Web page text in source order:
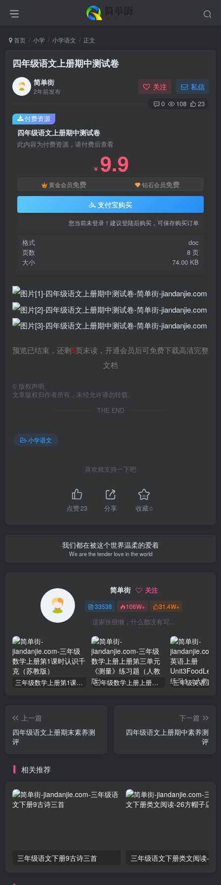
首页 小学 小学语文 正文
四年级语文上册期中测试卷
简单街
2年前发布 关注 私信
0 108 23
四年级语文上册期中测试卷
此内容为付费资源，请付费后查看
￥ 9.9
黄金会员免费 钻石会员免费
支付宝购买
您当前未登录！建议登陆后购买，可保存购买订单
格式
doc
页数
8 页
大小
74.00 KB
付费资源
预览已结束，还剩5页未读，开通会员后可免费下载高清完整
文档
© 版权声明
文章版权归作者所有，未经允许请勿转载。
THE END
小学语文
喜欢就支持一下吧
点赞23 分享 收藏0
我们都在被这个世界温柔的爱着
We are the tender love in the world
简单街 关注
33538 106W+ 31.4W+
这家伙很懒，什么都没有写...
三年级数学上册第1课时认识千克（苏教版） 三年级数学上册上册第三单元《测量》练习题（人教版）
上一篇
四年级语文上册期末素养测
评
下一篇
四年级语文上册期中素养测
评
相关推荐
三年级语文下册9古诗三首